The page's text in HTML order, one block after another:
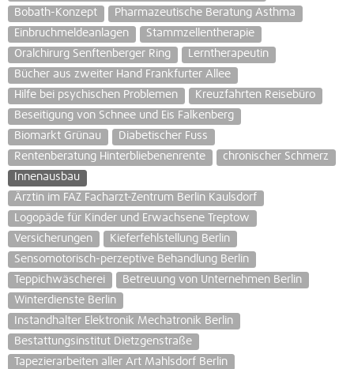
Bobath-Konzept
Pharmazeutische Beratung Asthma
Einbruchmeldeanlagen
Stammzellentherapie
Oralchirurg Senftenberger Ring
Lerntherapeutin
Bücher aus zweiter Hand Frankfurter Allee
Hilfe bei psychischen Problemen
Kreuzfahrten Reisebüro
Beseitigung von Schnee und Eis Falkenberg
Biomarkt Grünau
Diabetischer Fuss
Rentenberatung Hinterbliebenenrente
chronischer Schmerz
Innenausbau
Ärztin im FAZ Facharzt-Zentrum Berlin Kaulsdorf
Logopäde für Kinder und Erwachsene Treptow
Versicherungen
Kieferfehlstellung Berlin
Sensomotorisch-perzeptive Behandlung Berlin
Teppichwäscherei
Betreuung von Unternehmen Berlin
Winterdienste Berlin
Instandhalter Elektronik Mechatronik Berlin
Bestattungsinstitut Dietzgenstraße
Tapezierarbeiten aller Art Mahlsdorf Berlin